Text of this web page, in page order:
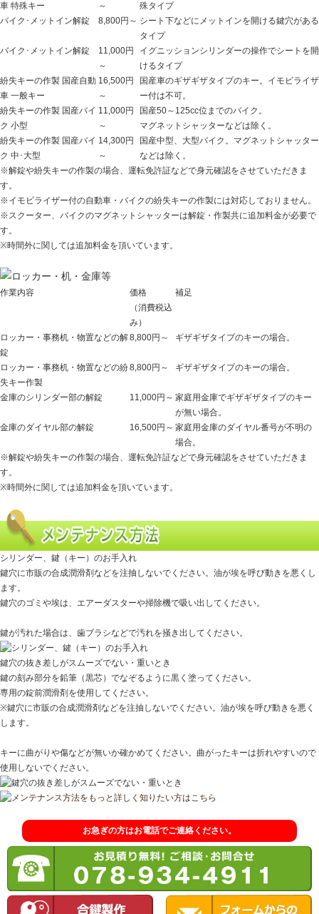
車 特殊キー ～
殊タイプ
バイク･メットイン解錠
8,800円～ シート下などにメットインを開ける鍵穴がある
タイプ
バイク･メットイン解錠
11,000円
～
イグニッションシリンダーの操作でシートを開
けるタイプ
紛失キーの作製 国産自動
車 一般キー
16,500円
～
国産車のギザギザタイプのキー。イモビライザ
ー付は不可。
紛失キーの作製 国産バイ
ク 小型
11,000円
～
国産50～125cc位までのバイク。
マグネットシャッターなどは除く。
紛失キーの作製 国産バイ
ク 中･大型
14,300円
～
国産中型、大型バイク。マグネットシャッター
などは除く。
※解錠や紛失キーの作製の場合、運転免許証などで身元確認をさせていただきま
す。
※イモビライザー付の自動車・バイクの紛失キーの作製には対応しておりません。
※スクーター、バイクのマグネットシャッターは解錠・作製共に追加料金が必要で
す。
※時間外に関しては追加料金を頂いています。
作業内容
価格
（消費税込
み）
補足
ロッカー・事務机・物置などの解
錠
8,800円～ ギザギザタイプのキーの場合。
ロッカー・事務机・物置などの紛
失キー作製
8,800円～ ギザギザタイプのキーの場合。
金庫のシリンダー部の解錠 11,000円～ 家庭用金庫でギザギザタイプのキー
が無い場合。
金庫のダイヤル部の解錠
16,500円～ 家庭用金庫のダイヤル番号が不明の
場合。
※解錠や紛失キーの作製の場合、運転免許証などで身元確認をさせていただきま
す。
※時間外に関しては追加料金を頂いています。
シリンダー、鍵（キー）のお手入れ
鍵穴に市販の合成潤滑剤などを注抽しないでください。油が埃を呼び動きを悪くし
ます。
鍵穴のゴミや埃は、エアーダスターや掃除機で吸い出してください。
鍵が汚れた場合は、歯ブラシなどで汚れを掻き出してください。
鍵穴の抜き差しがスムーズでない・重いとき
鍵の刻み部分を鉛筆（黒芯）でなぞるように黒く塗ってください。
専用の錠前潤滑剤を使用してください。
※鍵穴に市販の合成潤滑剤などを注抽しないでください。油が埃を呼び動きを悪く
します。
キーに曲がりや傷などが無いか確かめてください。曲がったキーは折れやすいので
使用しないでください。
お急ぎの方はお電話でご連絡ください。